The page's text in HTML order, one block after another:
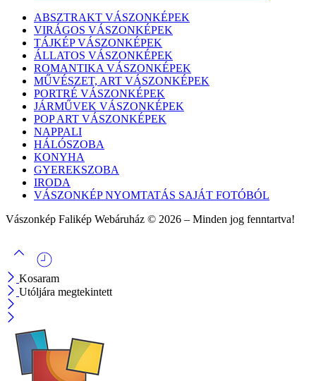
ABSZTRAKT VÁSZONKÉPEK
VIRÁGOS VÁSZONKÉPEK
TÁJKÉP VÁSZONKÉPEK
ÁLLATOS VÁSZONKÉPEK
ROMANTIKA VÁSZONKÉPEK
MŰVÉSZET, ART VÁSZONKÉPEK
PORTRÉ VÁSZONKÉPEK
JÁRMŰVEK VÁSZONKÉPEK
POP ART VÁSZONKÉPEK
NAPPALI
HÁLÓSZOBA
KONYHA
GYEREKSZOBA
IRODA
VÁSZONKÉP NYOMTATÁS SAJÁT FOTÓBÓL
Vászonkép Falikép Webáruház © 2026 – Minden jog fenntartva!
Kosaram
Utóljára megtekintett